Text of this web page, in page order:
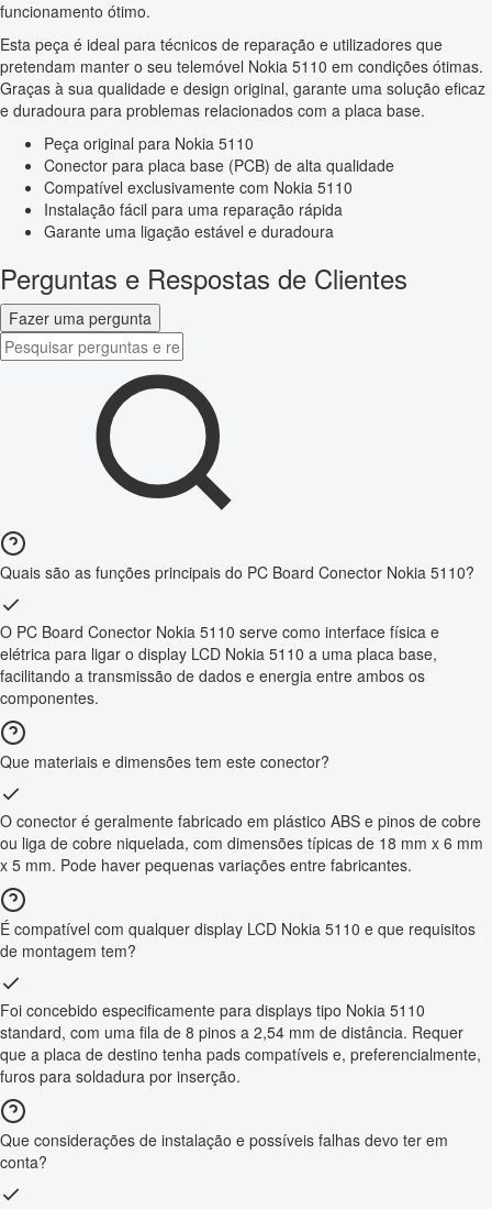
funcionamento ótimo.
Esta peça é ideal para técnicos de reparação e utilizadores que
pretendam manter o seu telemóvel Nokia 5110 em condições ótimas.
Graças à sua qualidade e design original, garante uma solução eficaz
e duradoura para problemas relacionados com a placa base.
Peça original para Nokia 5110
Conector para placa base (PCB) de alta qualidade
Compatível exclusivamente com Nokia 5110
Instalação fácil para uma reparação rápida
Garante uma ligação estável e duradoura
Perguntas e Respostas de Clientes
Fazer uma pergunta
Quais são as funções principais do PC Board Conector Nokia 5110?
O PC Board Conector Nokia 5110 serve como interface física e
elétrica para ligar o display LCD Nokia 5110 a uma placa base,
facilitando a transmissão de dados e energia entre ambos os
componentes.
Que materiais e dimensões tem este conector?
O conector é geralmente fabricado em plástico ABS e pinos de cobre
ou liga de cobre niquelada, com dimensões típicas de 18 mm x 6 mm
x 5 mm. Pode haver pequenas variações entre fabricantes.
É compatível com qualquer display LCD Nokia 5110 e que requisitos
de montagem tem?
Foi concebido especificamente para displays tipo Nokia 5110
standard, com uma fila de 8 pinos a 2,54 mm de distância. Requer
que a placa de destino tenha pads compatíveis e, preferencialmente,
furos para soldadura por inserção.
Que considerações de instalação e possíveis falhas devo ter em
conta?